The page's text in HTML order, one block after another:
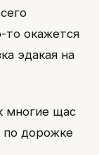
то окажется
эдакая на
многие щас
по дорожке